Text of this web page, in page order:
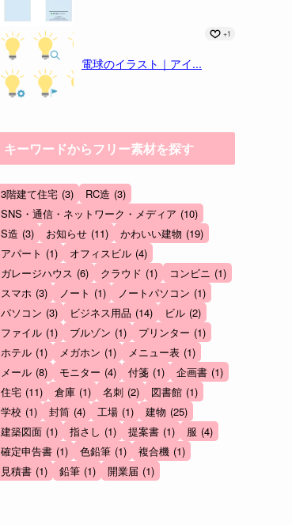
電球のイラスト｜アイ...
+1
キーワードからフリー素材を探す
3階建て住宅 (3) RC造 (3)
SNS・通信・ネットワーク・メディア (10)
S造 (3) お知らせ (11) かわいい建物 (19)
アパート (1) オフィスビル (4)
ガレージハウス (6) クラウド (1) コンビニ (1)
スマホ (3) ノート (1) ノートパソコン (1)
パソコン (3) ビジネス用品 (14) ビル (2)
ファイル (1) ブルゾン (1) プリンター (1)
ホテル (1) メガホン (1) メニュー表 (1)
メール (8) モニター (4) 付箋 (1) 企画書 (1)
住宅 (11) 倉庫 (1) 名刺 (2) 図書館 (1)
学校 (1) 封筒 (4) 工場 (1) 建物 (25)
建築図面 (1) 指さし (1) 提案書 (1) 服 (4)
確定申告書 (1) 色鉛筆 (1) 複合機 (1)
見積書 (1) 鉛筆 (1) 開業届 (1)